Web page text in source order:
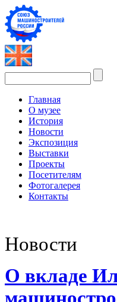
Главная
О музее
История
Новости
Экспозиция
Выставки
Проекты
Посетителям
Фотогалерея
Контакты
Новости
О вкладе